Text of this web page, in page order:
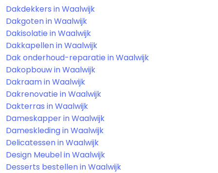
Dakdekkers in Waalwijk
Dakgoten in Waalwijk
Dakisolatie in Waalwijk
Dakkapellen in Waalwijk
Dak onderhoud-reparatie in Waalwijk
Dakopbouw in Waalwijk
Dakraam in Waalwijk
Dakrenovatie in Waalwijk
Dakterras in Waalwijk
Dameskapper in Waalwijk
Dameskleding in Waalwijk
Delicatessen in Waalwijk
Design Meubel in Waalwijk
Desserts bestellen in Waalwijk